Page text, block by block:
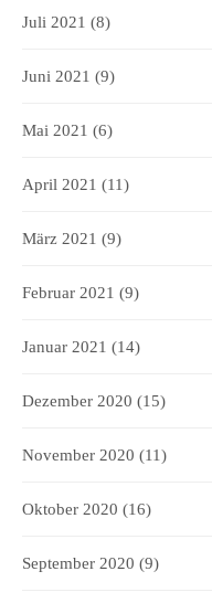
Juli 2021 (8)
Juni 2021 (9)
Mai 2021 (6)
April 2021 (11)
März 2021 (9)
Februar 2021 (9)
Januar 2021 (14)
Dezember 2020 (15)
November 2020 (11)
Oktober 2020 (16)
September 2020 (9)